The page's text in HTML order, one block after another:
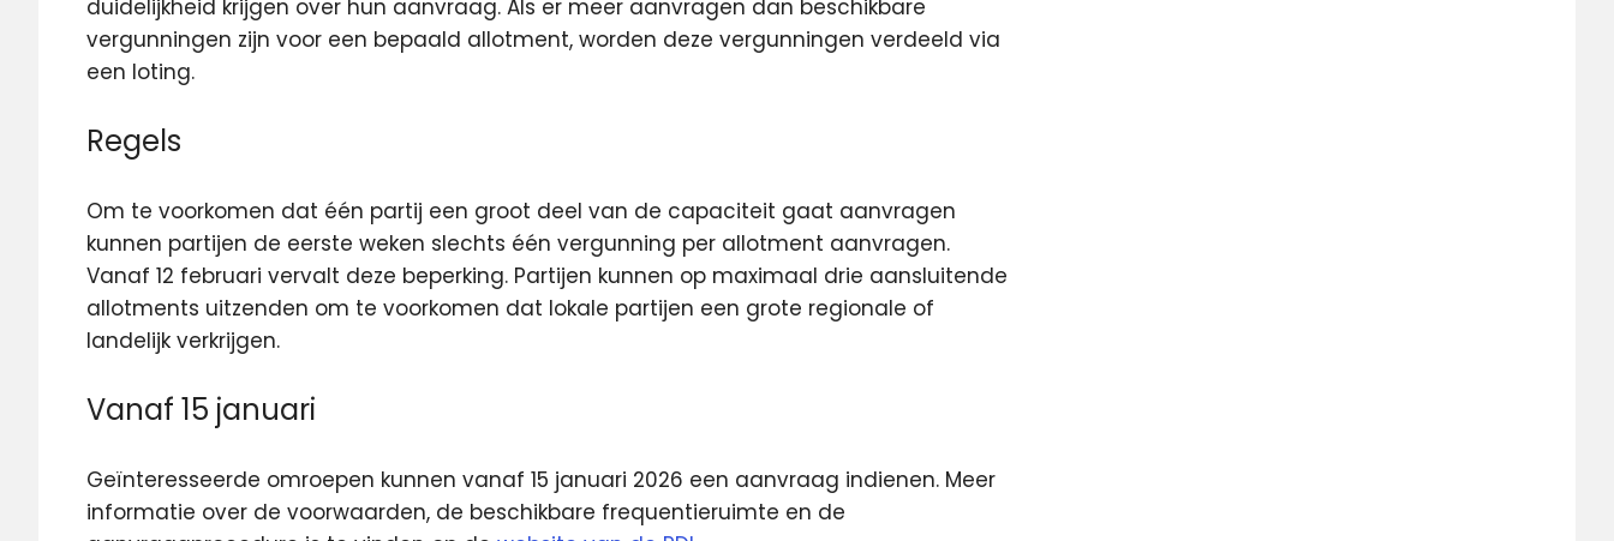
duidelijkheid krijgen over hun aanvraag. Als er meer aanvragen dan beschikbare
vergunningen zijn voor een bepaald allotment, worden deze vergunningen verdeeld via
een loting.
Regels
Om te voorkomen dat één partij een groot deel van de capaciteit gaat aanvragen
kunnen partijen de eerste weken slechts één vergunning per allotment aanvragen.
Vanaf 12 februari vervalt deze beperking. Partijen kunnen op maximaal drie aansluitende
allotments uitzenden om te voorkomen dat lokale partijen een grote regionale of
landelijk verkrijgen.
Vanaf 15 januari
Geïnteresseerde omroepen kunnen vanaf 15 januari 2026 een aanvraag indienen. Meer
informatie over de voorwaarden, de beschikbare frequentieruimte en de